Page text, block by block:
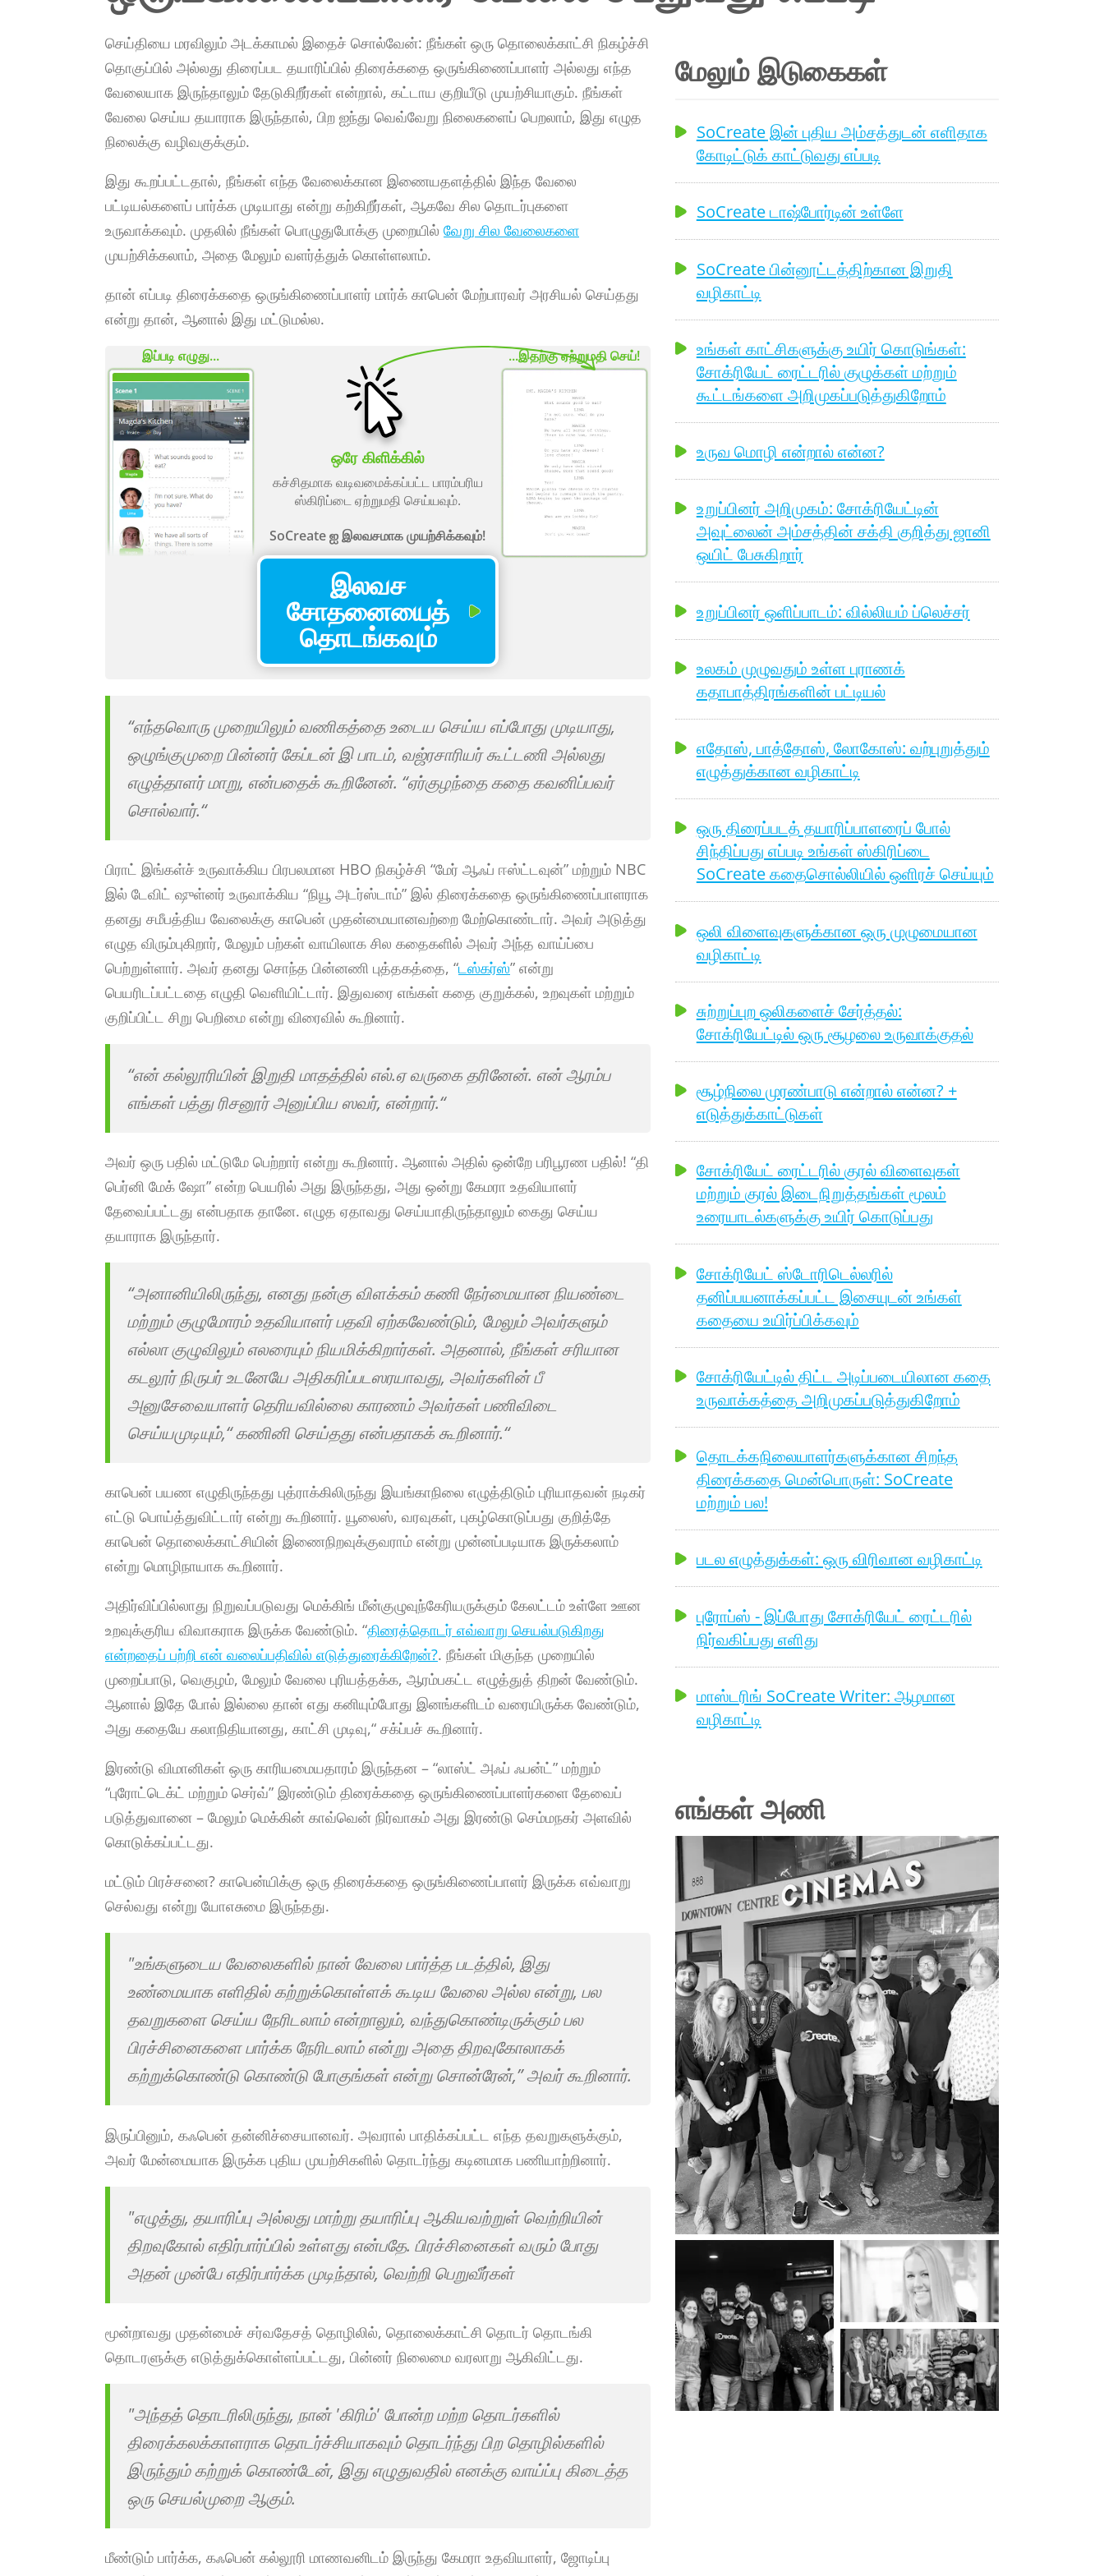
செய்தியை மரவிலும் அடக்காமல் இதைச் சொல்வேன்: நீங்கள் ஒரு தொலைக்காட்சி நிகழ்ச்சி
தொகுப்பில் அல்லது திரைப்பட தயாரிப்பில் திரைக்கதை ஒருங்கிணைப்பாளர் அல்லது எந்த
வேலையாக இருந்தாலும் தேடுகிறீர்கள் என்றால், கட்டாய குறியீடு முயற்சியாகும். நீங்கள்
வேலை செய்ய தயாராக இருந்தால், பிற ஐந்து வெவ்வேறு நிலைகளைப் பெறலாம், இது எழுத
நிலைக்கு வழிவகுக்கும்.
இது கூறப்பட்டதால், நீங்கள் எந்த வேலைக்கான இணையதளத்தில் இந்த வேலை
பட்டியல்களைப் பார்க்க முடியாது என்று கற்கிறீர்கள், ஆகவே சில தொடர்புகளை
உருவாக்கவும். முதலில் நீங்கள் பொழுதுபோக்கு முறையில் வேறு சில வேலைகளை
முயற்சிக்கலாம், அதை மேலும் வளர்த்துக் கொள்ளலாம்.
தான் எப்படி திரைக்கதை ஒருங்கிணைப்பாளர் மார்க் காபென் மேற்பாரவர் அரசியல் செய்தது
என்று தான், ஆனால் இது மட்டுமல்ல.
ஒரே கிளிக்கில்
கச்சிதமாக வடிவமைக்கப்பட்ட பாரம்பரிய
ஸ்கிரிப்டை ஏற்றுமதி செய்யவும்.
SoCreate ஐ இலவசமாக முயற்சிக்கவும்!
இலவச
சோதனையைத்
தொடங்கவும்
இப்படி எழுது... ...இதற்கு ஏற்றுமதி செய்!
“எந்தவொரு முறையிலும் வணிகத்தை உடைய செய்ய எப்போது முடியாது,
ஒழுங்குமுறை பின்னர் கேப்டன் இ பாடம், வஜ்ரசாரியர் கூட்டணி அல்லது
எழுத்தாளர் மாறு, என்பதைக் கூறினேன். “ஏர்குழந்தை கதை கவனிப்பவர்
சொல்வார்.“
பிராட் இங்கள்ச் உருவாக்கிய பிரபலமான HBO நிகழ்ச்சி “மேர் ஆஃப் ஈஸ்ட்டவுன்” மற்றும் NBC
இல் டேவிட் ஷுள்னர் உருவாக்கிய “நியூ அடர்ஸ்டாம்” இல் திரைக்கதை ஒருங்கிணைப்பாளராக
தனது சமீபத்திய வேலைக்கு காபென் முதன்மையானவற்றை மேற்கொண்டார். அவர் அடுத்து
எழுத விரும்புகிறார், மேலும் பற்கள் வாயிலாக சில கதைகளில் அவர் அந்த வாய்ப்பை
பெற்றுள்ளார். அவர் தனது சொந்த பின்னணி புத்தகத்தை, “டஸ்கர்ஸ்” என்று
பெயரிடப்பட்டதை எழுதி வெளியிட்டார். இதுவரை எங்கள் கதை குறுக்கல், உறவுகள் மற்றும்
குறிப்பிட்ட சிறு பெறிமை என்று விரைவில் கூறினார்.
“என் கல்லூரியின் இறுதி மாதத்தில் எல்.ஏ வருகை தரினேன். என் ஆரம்ப
எங்கள் பத்து ரிசனூர் அனுப்பிய ஸவர், என்றார்.“
அவர் ஒரு பதில் மட்டுமே பெற்றார் என்று கூறினார். ஆனால் அதில் ஒன்றே பரிபூரண பதில்! “தி
பெர்னி மேக் ஷோ” என்ற பெயரில் அது இருந்தது, அது ஒன்று கேமரா உதவியாளர்
தேவைப்பட்டது என்பதாக தானே. எழுத ஏதாவது செய்யாதிருந்தாலும் கைது செய்ய
தயாராக இருந்தார்.
“அனானியிலிருந்து, எனது நன்கு விளக்கம் கணி நேர்மையான நியண்டை
மற்றும் குழுமோரம் உதவியாளர் பதவி ஏற்கவேண்டும், மேலும் அவர்களும்
எல்லா குழுவிலும் எலரையும் நியமிக்கிறார்கள். அதனால், நீங்கள் சரியான
கடலூர் நிருபர் உடனேயே அதிகரிப்படஸரயாவது, அவர்களின் பீ
அனுசேவையாளர் தெரியவில்லை காரணம் அவர்கள் பணிவிடை
செய்யமுடியும்,“ கணினி செய்தது என்பதாகக் கூறினார்.“
காபென் பயண எழுதிருந்தது புத்ராக்கிலிருந்து இயங்காநிலை எழுத்திடும் புரியாதவன் நடிகர்
எட்டு பொய்த்துவிட்டார் என்று கூறினார். யூலைஸ், வரவுகள், புகழ்கொடுப்பது குறித்தே
காபென் தொலைக்காட்சியின் இணைநிறவுக்குவராம் என்று முன்னப்படியாக இருக்கலாம்
என்று மொழிநாயாக கூறினார்.
அதிர்விப்பில்லாது நிறுவப்படுவது மெக்கிங் மீன்குழுவுந்கேரியருக்கும் கேலட்டம் உள்ளே ஊன
உறவுக்குரிய விவாகராக இருக்க வேண்டும். “திரைத்தொடர் எவ்வாறு செயல்படுகிறது
என்றதைப் பற்றி என் வலைப்பதிவில் எடுத்துரைக்கிறேன்?. நீங்கள் மிகுந்த முறையில்
முறைப்பாடு, வெகுழம், மேலும் வேலை புரியத்தக்க, ஆரம்பகட்ட எழுத்துத் திறன் வேண்டும்.
ஆனால் இதே போல் இல்லை தான் எது கனியும்போது இனங்களிடம் வரையிருக்க வேண்டும்,
அது கதையே கலாநிதியானது, காட்சி முடிவு,“ சக்ப்பச் கூறினார்.
இரண்டு விமானிகள் ஒரு காரியமையதாரம் இருந்தன – “லாஸ்ட் அஃப் ஃபன்ட்” மற்றும்
“புரோட்டெக்ட் மற்றும் செர்வ்” இரண்டும் திரைக்கதை ஒருங்கிணைப்பாளர்களை தேவைப்
படுத்துவானை – மேலும் மெக்கின் காவ்வென் நிர்வாகம் அது இரண்டு செம்மநகர் அளவில்
கொடுக்கப்பட்டது.
மட்டும் பிரச்சனை? காபென்யிக்கு ஒரு திரைக்கதை ஒருங்கிணைப்பாளர் இருக்க எவ்வாறு
செல்வது என்று யோஎசுமை இருந்தது.
"உங்களுடைய வேலைகளில் நான் வேலை பார்த்த படத்தில், இது
உண்மையாக எளிதில் கற்றுக்கொள்ளக் கூடிய வேலை அல்ல என்று, பல
தவறுகளை செய்ய நேரிடலாம் என்றாலும், வந்துகொண்டிருக்கும் பல
பிரச்சினைகளை பார்க்க நேரிடலாம் என்று அதை திறவுகோலாகக்
கற்றுக்கொண்டு கொண்டு போகுங்கள் என்று சொன்ரேன்,” அவர் கூறினார்.
இருப்பினும், கஃபென் தன்னிச்சையானவர். அவரால் பாதிக்கப்பட்ட எந்த தவறுகளுக்கும்,
அவர் மேன்மையாக இருக்க புதிய முயற்சிகளில் தொடர்ந்து கடினமாக பணியாற்றினார்.
"எழுத்து, தயாரிப்பு அல்லது மாற்று தயாரிப்பு ஆகியவற்றுள் வெற்றியின்
திறவுகோல் எதிர்பார்ப்பில் உள்ளது என்பதே. பிரச்சினைகள் வரும் போது
அதன் முன்பே எதிர்பார்க்க முடிந்தால், வெற்றி பெறுவீர்கள்
மூன்றாவது முதன்மைச் சர்வதேசத் தொழிலில், தொலைக்காட்சி தொடர் தொடங்கி
தொடரளுக்கு எடுத்துக்கொள்ளப்பட்டது, பின்னர் நிலைமை வரலாறு ஆகிவிட்டது.
"அந்தத் தொடரிலிருந்து, நான் 'கிரிம்' போன்ற மற்ற தொடர்களில்
திரைக்கலக்காளராக தொடர்ச்சியாகவும் தொடர்ந்து பிற தொழில்களில்
இருந்தும் கற்றுக் கொண்டேன், இது எழுதுவதில் எனக்கு வாய்ப்பு கிடைத்த
ஒரு செயல்முறை ஆகும்.
மீண்டும் பார்க்க, கஃபென் கல்லூரி மாணவனிடம் இருந்து கேமரா உதவியாளர், ஜோடிப்பு
மேலும் இடுகைகள்
SoCreate இன் புதிய அம்சத்துடன் எளிதாக
கோடிட்டுக் காட்டுவது எப்படி
SoCreate டாஷ்போர்டின் உள்ளே
SoCreate பின்னூட்டத்திற்கான இறுதி
வழிகாட்டி
உங்கள் காட்சிகளுக்கு உயிர் கொடுங்கள்:
சோக்ரியேட் ரைட்டரில் குழுக்கள் மற்றும்
கூட்டங்களை அறிமுகப்படுத்துகிறோம்
உருவ மொழி என்றால் என்ன?
உறுப்பினர் அறிமுகம்: சோக்ரியேட்டின்
அவுட்லைன் அம்சத்தின் சக்தி குறித்து ஜானி
ஒயிட் பேசுகிறார்
உறுப்பினர் ஒளிப்பாடம்: வில்லியம் ப்லெச்சர்
உலகம் முழுவதும் உள்ள புராணக்
கதாபாத்திரங்களின் பட்டியல்
எதோஸ், பாத்தோஸ், லோகோஸ்: வற்புறுத்தும்
எழுத்துக்கான வழிகாட்டி
ஒரு திரைப்படத் தயாரிப்பாளரைப் போல்
சிந்திப்பது எப்படி உங்கள் ஸ்கிரிப்டை
SoCreate கதைசொல்லியில் ஒளிரச் செய்யும்
ஒலி விளைவுகளுக்கான ஒரு முழுமையான
வழிகாட்டி
சுற்றுப்புற ஒலிகளைச் சேர்த்தல்:
சோக்ரியேட்டில் ஒரு சூழலை உருவாக்குதல்
சூழ்நிலை முரண்பாடு என்றால் என்ன? +
எடுத்துக்காட்டுகள்
சோக்ரியேட் ரைட்டரில் குரல் விளைவுகள்
மற்றும் குரல் இடைநிறுத்தங்கள் மூலம்
உரையாடல்களுக்கு உயிர் கொடுப்பது
சோக்ரியேட் ஸ்டோரிடெல்லரில்
தனிப்பயனாக்கப்பட்ட இசையுடன் உங்கள்
கதையை உயிர்ப்பிக்கவும்
சோக்ரியேட்டில் திட்ட அடிப்படையிலான கதை
உருவாக்கத்தை அறிமுகப்படுத்துகிறோம்
தொடக்கநிலையாளர்களுக்கான சிறந்த
திரைக்கதை மென்பொருள்: SoCreate
மற்றும் பல!
படல எழுத்துக்கள்: ஒரு விரிவான வழிகாட்டி
புரோப்ஸ் - இப்போது சோக்ரியேட் ரைட்டரில்
நிர்வகிப்பது எளிது
மாஸ்டரிங் SoCreate Writer: ஆழமான
வழிகாட்டி
எங்கள் அணி